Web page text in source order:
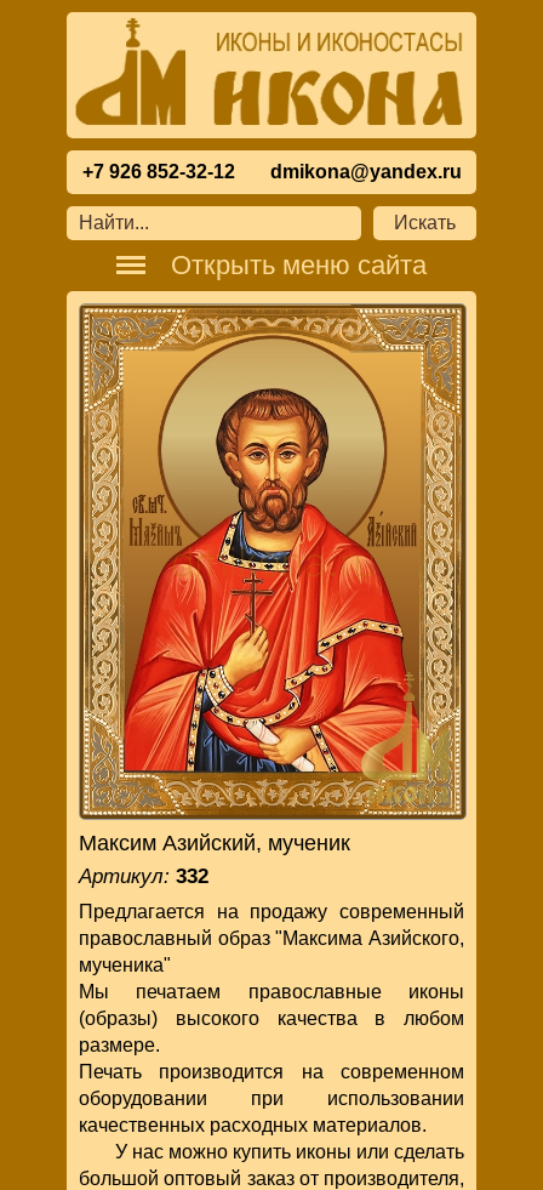
+7 926 852-32-12 dmikona@yandex.ru
Открыть меню сайта
Максим Азийский, мученик
Артикул: 332
Предлагается на продажу современный
православный образ "Максима Азийского,
мученика"
Мы печатаем православные иконы
(образы) высокого качества в любом
размере.
Печать производится на современном
оборудовании при использовании
качественных расходных материалов.
У нас можно купить иконы или сделать
большой оптовый заказ от производителя,